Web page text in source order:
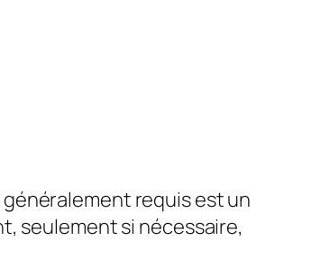
généralement requis est un
seulement si nécessaire,